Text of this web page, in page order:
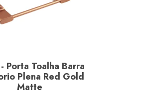
Ver detalhe
Porta Toalha Barra
Plena Red Gold
Matte